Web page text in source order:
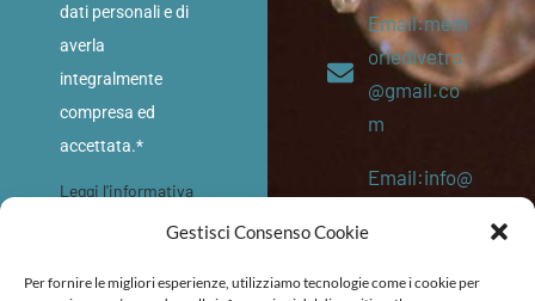
Gestisci Consenso Cookie
Per fornire le migliori esperienze, utilizziamo tecnologie come i cookie per
dati personali e di
averla
integralmente
compresa ed
accettata.*
Leggi l'informativa
INVIA
Email:mem
oriedivetro
@gmail.co
m
Email:info@
etro.eu